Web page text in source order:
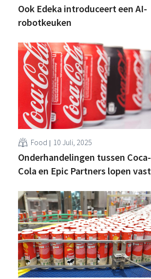
Ook Edeka introduceert een AI-
robotkeuken
Food 10 Juli, 2025
Onderhandelingen tussen Coca-
Cola en Epic Partners lopen vast